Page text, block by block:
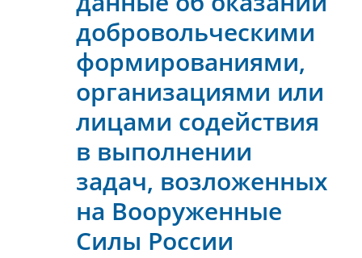
добровольческими
формированиями,
организациями или
лицами содействия
в выполнении
задач, возложенных
на Вооруженные
Силы России